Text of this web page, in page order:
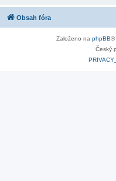
Obsah fóra
Založeno na phpBB®
Český